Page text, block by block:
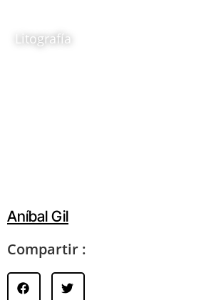
Litografía
Aníbal Gil
Compartir :